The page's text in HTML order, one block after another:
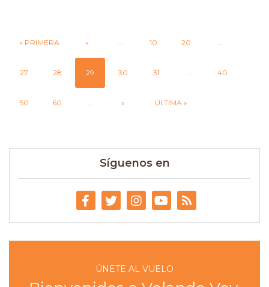
« PRIMERA « 10 20
27 28 29 30 31 40
50 60 » ÚLTIMA »
Síguenos en
ÚNETE AL VUELO